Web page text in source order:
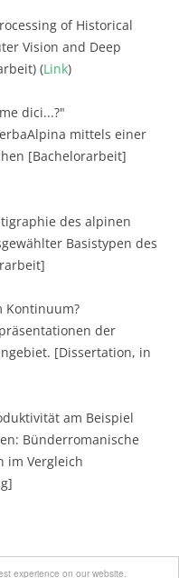
experience on our website.
of Historical
Vision and Deep
(Link)
dici...?"
mittels einer
[Bachelorarbeit]
des alpinen
Basistypen des
Kontinuum?
der
[Dissertation, in
am Beispiel
Bünderromanische
im Vergleich